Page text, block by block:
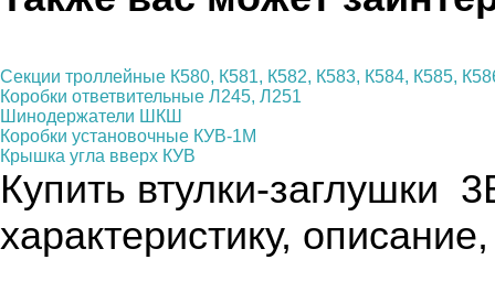
Секции троллейные К580, К581, К582, К583, К584, К585,
Коробки ответвительные Л245, Л251
Шинодержатели ШКШ
Коробки установочные КУВ-1М
Крышка угла вверх КУВ
Купить втулки-заглушки
характеристику,